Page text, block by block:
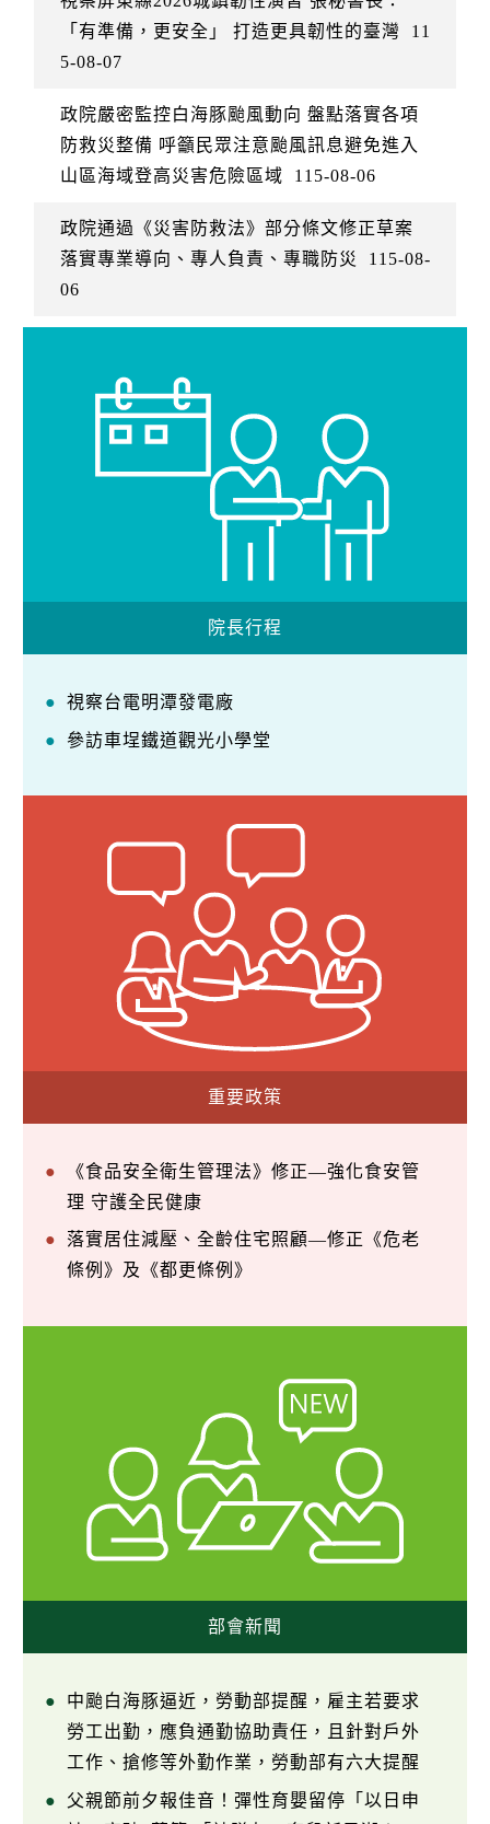
「有準備，更安全」 打造更具韌性的臺灣
11
5-08-07
政院嚴密監控白海豚颱風動向 盤點落實各項
防救災整備 呼籲民眾注意颱風訊息避免進入
山區海域登高災害危險區域
115-08-06
政院通過《災害防救法》部分條文修正草案
落實專業導向、專人負責、專職防災
115-08-
06
院長行程
視察台電明潭發電廠
參訪車埕鐵道觀光小學堂
重要政策
《食品安全衛生管理法》修正—強化食安管
理 守護全民健康
落實居住減壓、全齡住宅照顧—修正《危老
條例》及《都更條例》
部會新聞
中颱白海豚逼近，勞動部提醒，雇主若要求
勞工出勤，應負通勤協助責任，且針對戶外
工作、搶修等外勤作業，勞動部有六大提醒
父親節前夕報佳音！彈性育嬰留停「以日申